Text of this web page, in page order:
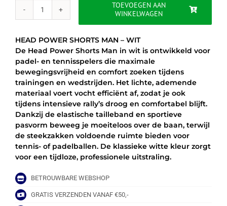
HEAD
MAN
WIT
aantal
TOEVOEGEN AAN
WINKELWAGEN
HEAD POWER SHORTS MAN – WIT
De Head Power Shorts Man in wit is ontwikkeld voor
padel- en tennisspelers die maximale
bewegingsvrijheid en comfort zoeken tijdens
trainingen en wedstrijden. Het lichte, ademende
materiaal voert vocht efficiënt af, zodat je ook
tijdens intensieve rally’s droog en comfortabel blijft.
Dankzij de elastische tailleband en sportieve
pasvorm beweeg je moeiteloos over de baan, terwijl
de steekzakken voldoende ruimte bieden voor
tennis- of padelballen. De klassieke witte kleur zorgt
voor een tijdloze, professionele uitstraling.
BETROUWBARE WEBSHOP
GRATIS VERZENDEN VANAF €50,-